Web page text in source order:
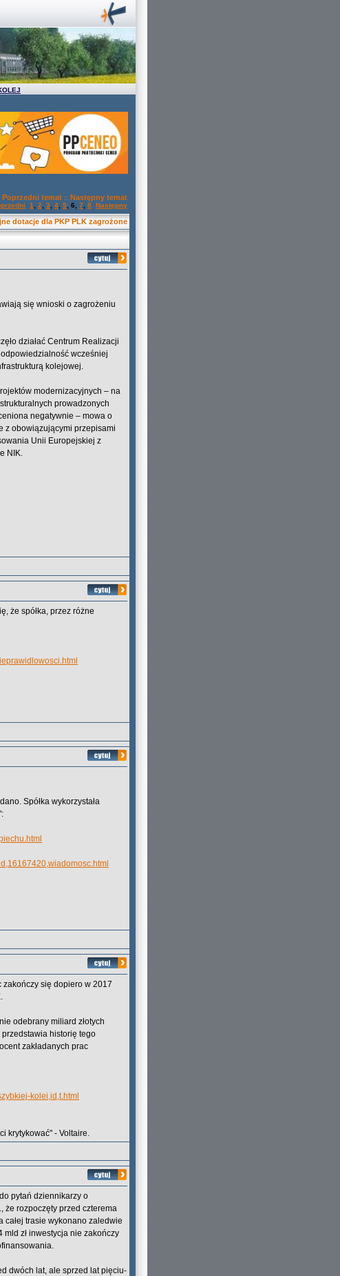
Poprzedni temat :: Następny temat
1 2 3 4 5 6 7 8 Następny
dotacje dla PKP PLK zagrożone
się wnioski o zagrożeniu
działać Centrum Realizacji
wcześniej
kolejowej.
modernizacyjnych – na
prowadzonych
negatywnie – mowa o
z obowiązującymi przepisami
Unii Europejskiej z
NIK.
że spółka, przez różne
Spółka wykorzystała
zakończy się dopiero w 2017
odebrany miliard złotych
przedstawia historię tego
zakładanych prac
kolei,id,t.html
krytykować" - Voltaire.
pytań dziennikarzy o
że rozpoczęty przed czterema
całej trasie wykonano zaledwie
mld zł inwestycja nie zakończy
dwóch lat, ale sprzed lat pięciu-